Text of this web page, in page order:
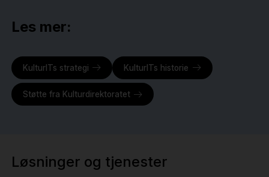
Les mer:
KulturITs strategi KulturITs historie
Støtte fra Kulturdirektoratet
Løsninger og tjenester